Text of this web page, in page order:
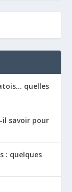
quelles
savoir pour
: quelques